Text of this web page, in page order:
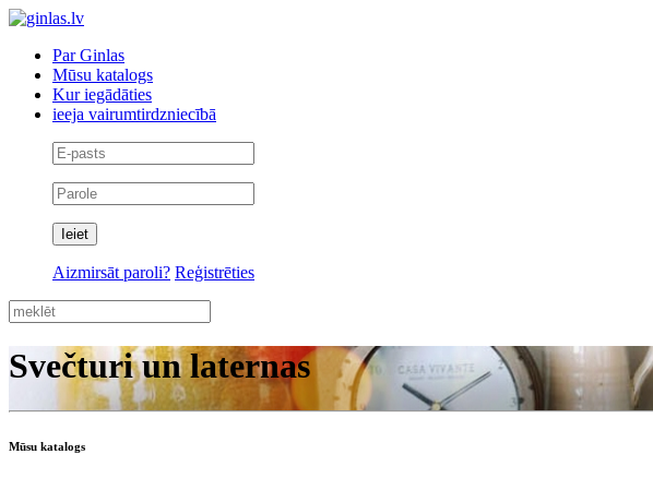
Par Ginlas
Mūsu katalogs
Kur iegādāties
ieeja vairumtirdzniecībā
Aizmirsāt paroli? Reģistrēties
Svečturi un laternas
Mūsu katalogs